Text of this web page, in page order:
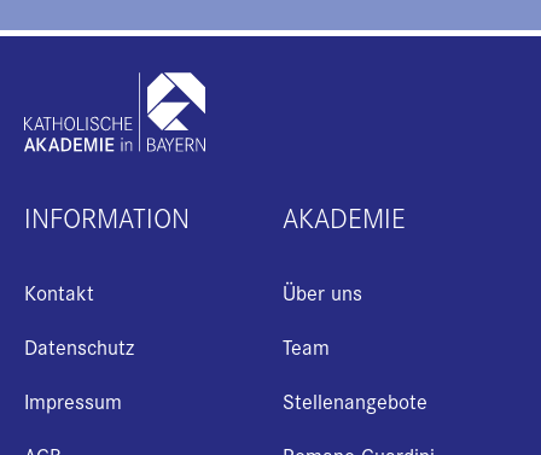
INFORMATION
Kontakt
Datenschutz
Impressum
AKADEMIE
Über uns
Team
Stellenangebote